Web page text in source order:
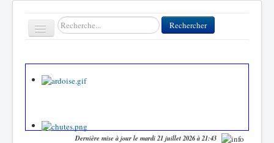
Toggle
Rechercher Rechercher
Contact
Dernière mise à jour le mardi 21 juillet 2026 à 21:43